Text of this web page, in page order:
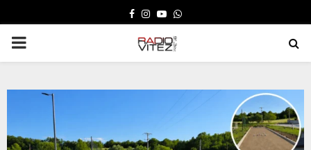
FACEBOOK
INSTAGRAM
YOUTUBE
WHATSAPP
PRIMARY